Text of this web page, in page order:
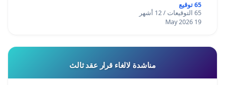
65 توقيع
65 التوقيعات / 12 أشهر
19 May 2026
مناشدة لالغاء قرار عقد ثالث